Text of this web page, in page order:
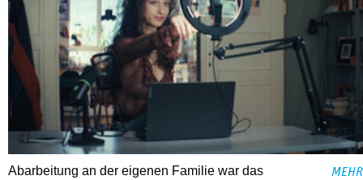
Abarbeitung an der eigenen Familie war das
MEHR